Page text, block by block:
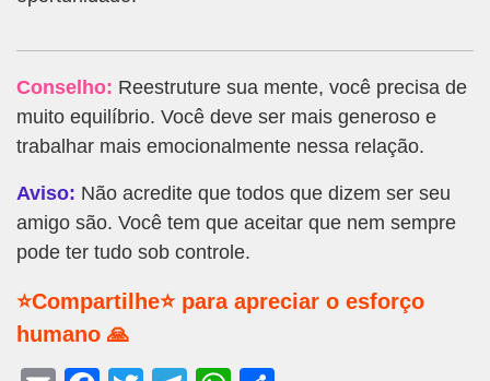
Conselho: Reestruture sua mente, você precisa de
muito equilíbrio. Você deve ser mais generoso e
trabalhar mais emocionalmente nessa relação.
Aviso: Não acredite que todos que dizem ser seu
amigo são. Você tem que aceitar que nem sempre
pode ter tudo sob controle.
⭐Compartilhe⭐ para apreciar o esforço
humano 🙏